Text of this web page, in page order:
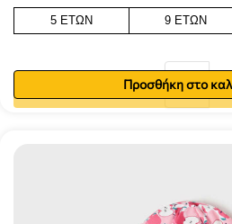
5 ΕΤΏΝ 9 ΕΤΏΝ
Προσθήκη στο
Προσθήκη στο